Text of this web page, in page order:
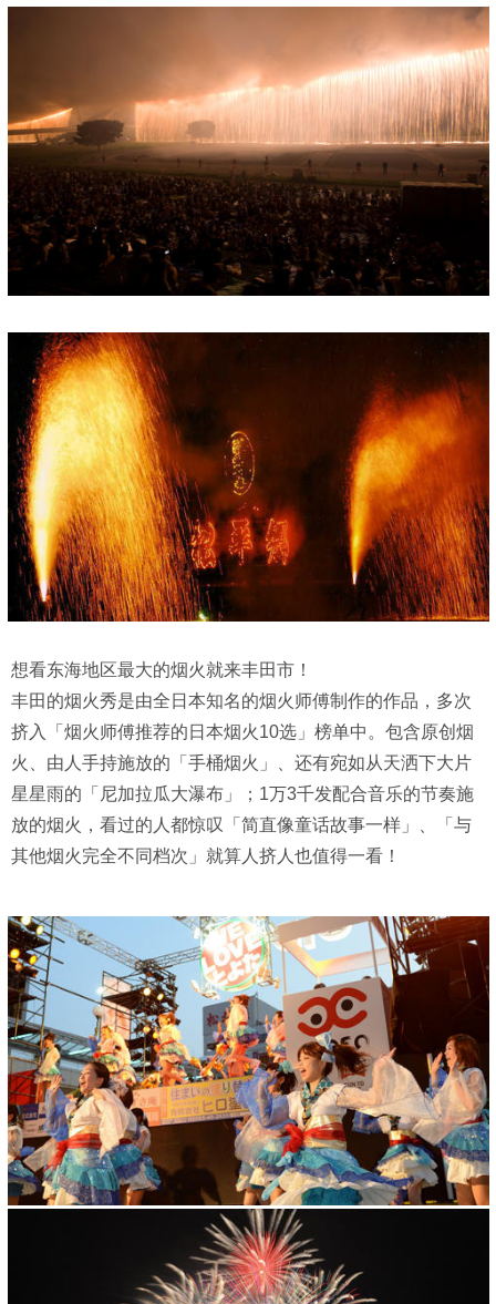
想看东海地区最大的烟火就来丰田市！
丰田的烟火秀是由全日本知名的烟火师傅制作的作品，多次
挤入「烟火师傅推荐的日本烟火10选」榜单中。包含原创烟
火、由人手持施放的「手桶烟火」、还有宛如从天洒下大片
星星雨的「尼加拉瓜大瀑布」；1万3千发配合音乐的节奏施
放的烟火，看过的人都惊叹「简直像童话故事一样」、「与
其他烟火完全不同档次」就算人挤人也值得一看！